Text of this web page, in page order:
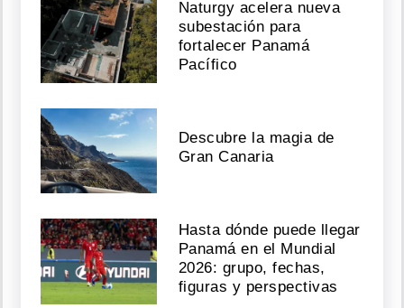
Naturgy acelera nueva
subestación para
fortalecer Panamá
Pacífico
Descubre la magia de
Gran Canaria
Hasta dónde puede llegar
Panamá en el Mundial
2026: grupo, fechas,
figuras y perspectivas